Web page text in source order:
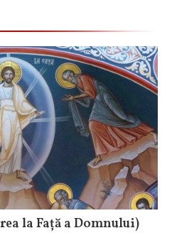
la Față a Domnului)